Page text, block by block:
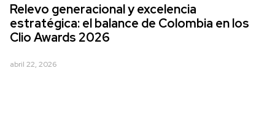
Relevo generacional y excelencia
estratégica: el balance de Colombia en los
Clio Awards 2026
abril 22, 2026